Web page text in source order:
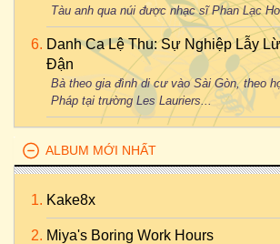
Tàu anh qua núi được nhạc sĩ Phan Lạc
Danh Ca Lệ Thu: Sự Nghiệp Lẫy
Đận
Bà theo gia đình di cư vào Sài Gòn, theo
Pháp tại trường Les Lauriers...
ALBUM MỚI NHẤT
Kake8x
Miya's Boring Work Hours